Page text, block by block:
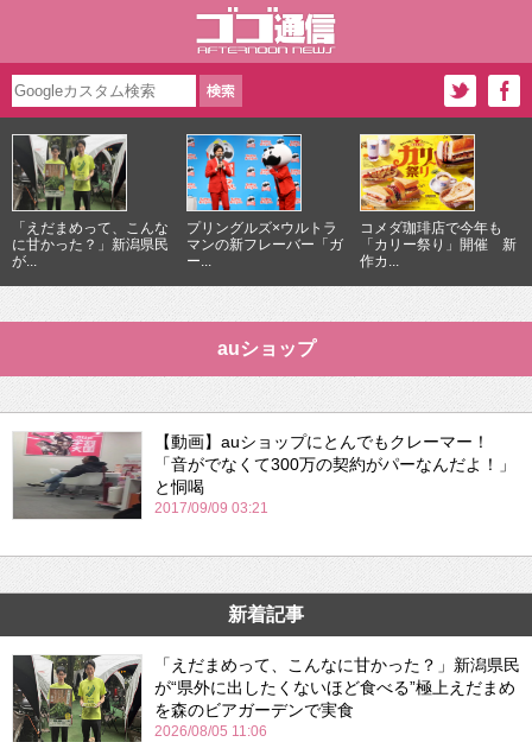
「えだまめって、こんな
に甘かった？」新潟県民
が...
プリングルズ×ウルトラ
マンの新フレーバー「ガ
ー...
コメダ珈琲店で今年も
「カリー祭り」開催 新
作カ...
auショップ
【動画】auショップにとんでもクレーマー！
「音がでなくて300万の契約がパーなんだよ！」
と恫喝
2017/09/09 03:21
新着記事
「えだまめって、こんなに甘かった？」新潟県民
が“県外に出したくないほど食べる”極上えだまめ
を森のビアガーデンで実食
2026/08/05 11:06